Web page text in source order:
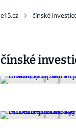
e15.cz čínské
čínské